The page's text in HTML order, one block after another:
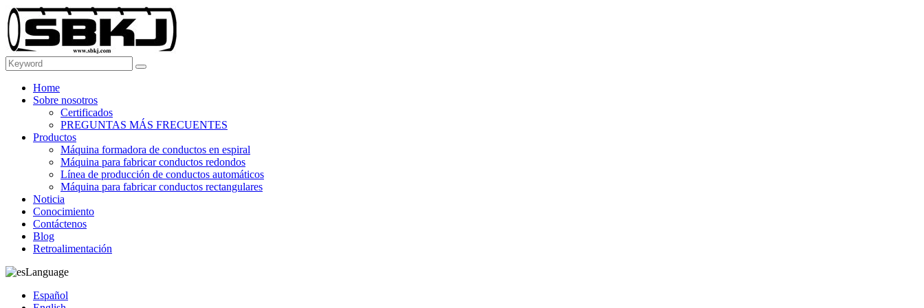
Home
Sobre nosotros
Certificados
PREGUNTAS MÁS FRECUENTES
Productos
Máquina formadora de conductos en espiral
Máquina para fabricar conductos redondos
Línea de producción de conductos automáticos
Máquina para fabricar conductos rectangulares
Noticia
Conocimiento
Contáctenos
Blog
Retroalimentación
Language
Español